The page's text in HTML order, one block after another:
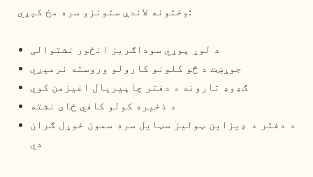
وختونه لاندې ستونزو سره مخ کیږي:
د لوړ پوړي سوداګریز انځور نشتوالی
جوړښت د څو کلونو کارولو وروسته نرمیږي
ګډوډ تارونه د دفتر چاپیریال اغیزمن کوي
د ذخیره کولو کافي ځای نشته
د دفتر د ډیزاین ټولیز سټایل سره سمون خوړل ګران
دي